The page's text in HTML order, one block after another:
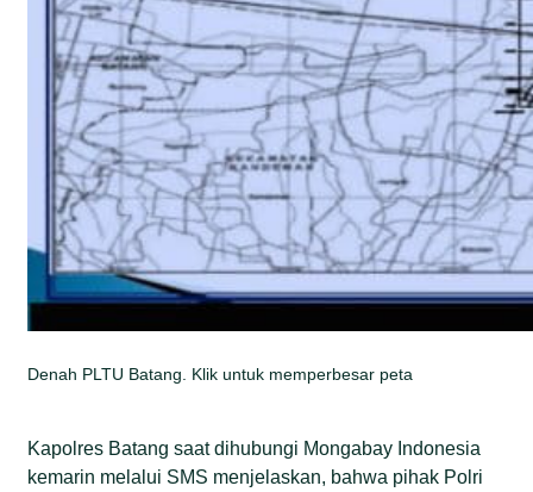
Denah PLTU Batang. Klik untuk memperbesar peta
Kapolres Batang saat dihubungi Mongabay Indonesia
kemarin melalui SMS menjelaskan, bahwa pihak Polri